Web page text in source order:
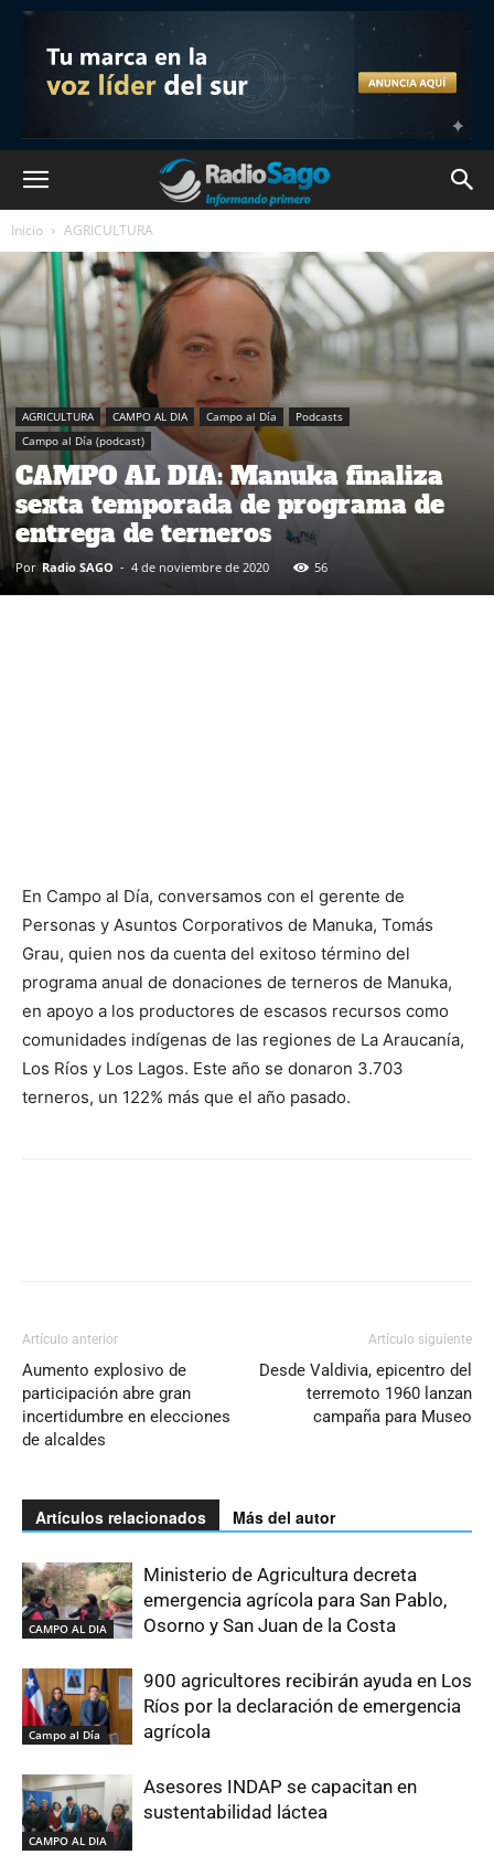
Inicio AGRICULTURA
AGRICULTURA CAMPO AL DIA Campo al Día
Podcasts
Campo al Día (podcast)
CAMPO AL DIA: Manuka finaliza
sexta temporada de programa de
entrega de terneros
Por Radio SAGO - 4 de noviembre de 2020 56
En Campo al Día, conversamos con el gerente de
Personas y Asuntos Corporativos de Manuka, Tomás
Grau, quien nos da cuenta del exitoso término del
programa anual de donaciones de terneros de Manuka,
en apoyo a los productores de escasos recursos como
comunidades indígenas de las regiones de La Araucanía,
Los Ríos y Los Lagos. Este año se donaron 3.703
terneros, un 122% más que el año pasado.
Artículo anterior
Aumento explosivo de
participación abre gran
incertidumbre en elecciones
de alcaldes
Artículo siguiente
Desde Valdivia, epicentro del
terremoto 1960 lanzan
campaña para Museo
Artículos relacionados Más del autor
CAMPO AL DIA
Ministerio de Agricultura decreta
emergencia agrícola para San Pablo,
Osorno y San Juan de la Costa
Campo al Día
900 agricultores recibirán ayuda en Los
Ríos por la declaración de emergencia
agrícola
CAMPO AL DIA
Asesores INDAP se capacitan en
sustentabilidad láctea